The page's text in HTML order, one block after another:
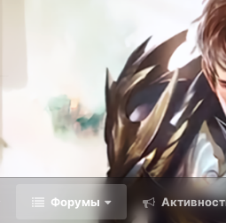
Форумы